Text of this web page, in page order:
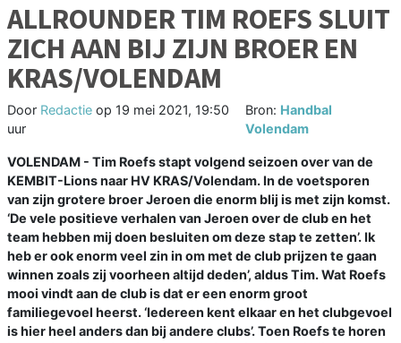
ALLROUNDER TIM ROEFS SLUIT
ZICH AAN BIJ ZIJN BROER EN
KRAS/VOLENDAM
Door Redactie op 19 mei 2021, 19:50
uur
Bron: Handbal
Volendam
VOLENDAM - Tim Roefs stapt volgend seizoen over van de
KEMBIT-Lions naar HV KRAS/Volendam. In de voetsporen
van zijn grotere broer Jeroen die enorm blij is met zijn komst.
‘De vele positieve verhalen van Jeroen over de club en het
team hebben mij doen besluiten om deze stap te zetten’. Ik
heb er ook enorm veel zin in om met de club prijzen te gaan
winnen zoals zij voorheen altijd deden’, aldus Tim. Wat Roefs
mooi vindt aan de club is dat er een enorm groot
familiegevoel heerst. ‘Iedereen kent elkaar en het clubgevoel
is hier heel anders dan bij andere clubs’. Toen Roefs te horen